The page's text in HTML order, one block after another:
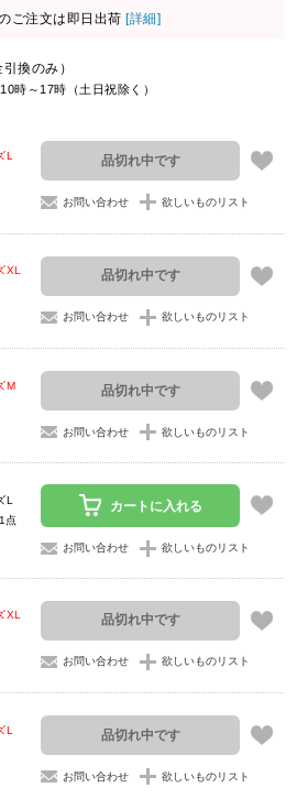
ご注文は即日出荷 [詳細]
換のみ）
時～17時（土日祝除く）
L
品切れ中です
お問い合わせ 欲しいものリスト
XL
品切れ中です
お問い合わせ 欲しいものリスト
M
品切れ中です
お問い合わせ 欲しいものリスト
L
点
カートに入れる
お問い合わせ 欲しいものリスト
XL
品切れ中です
お問い合わせ 欲しいものリスト
L
品切れ中です
お問い合わせ 欲しいものリスト